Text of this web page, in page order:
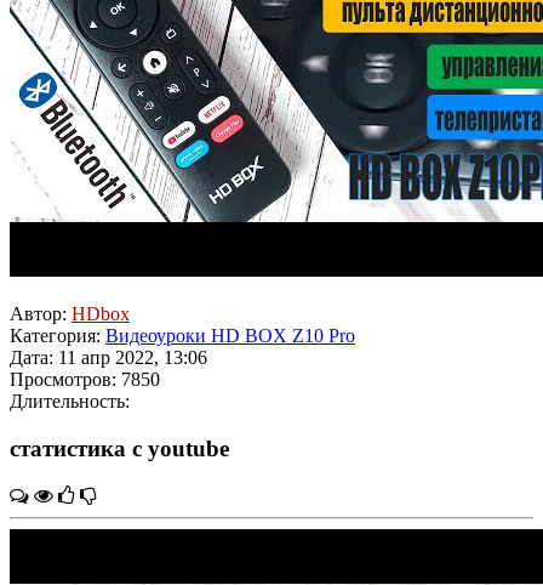
Автор: HDbox
Категория: Видеоуроки HD BOX Z10 Pro
Дата: 11 апр 2022, 13:06
Просмотров: 7850
Длительность:
статистика с youtube